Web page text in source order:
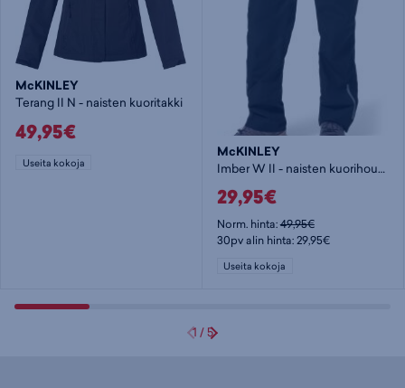
McKINLEY
Terang II N - naisten kuoritakki
49,95€
Useita kokoja
McKINLEY
Imber W II - naisten kuorihousut
29,95€
Norm. hinta:49,95€
30pv alin hinta: 29,95€
Useita kokoja
1 /5